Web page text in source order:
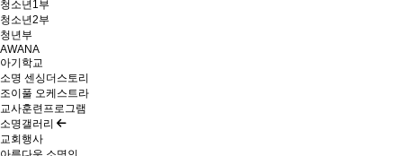
청소년1부
청소년2부
청년부
AWANA
아기학교
소명 센싱더스토리
조이풀 오케스트라
교사훈련프로그램
소명갤러리
교회행사